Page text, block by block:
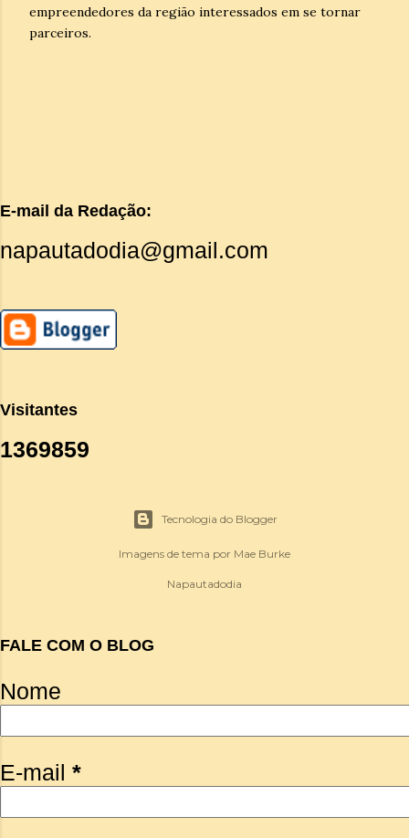
empreendedores da região interessados em se tornar
parceiros.
E-mail da Redação:
napautadodia@gmail.com
Visitantes
1369859
Tecnologia do Blogger
Imagens de tema por Mae Burke
Napautadodia
FALE COM O BLOG
Nome
E-mail *